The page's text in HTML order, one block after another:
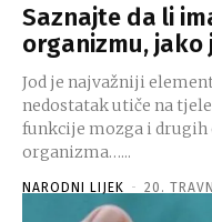
Saznajte da li
organizmu, jako
Jod je najvažniji
nedostatak utiče na
funkcije mozga i drugih
organizma…...
NARODNI LIJEK - 20.